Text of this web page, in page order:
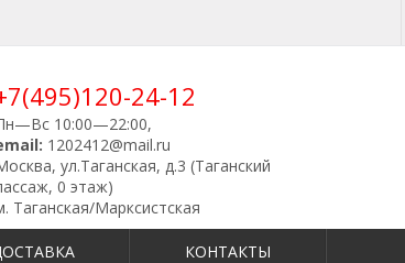
24-12
10:00—22:00,
1202412@mail.ru
ул.Таганская, д.3 (Таганский
0 этаж)
Таганская/Марксистская
КОНТАКТЫ